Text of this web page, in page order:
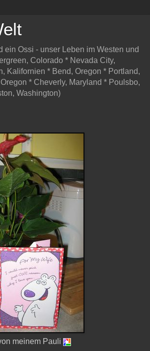
ein Ossi - unser Leben im Westen und
Colorado * Nevada City,
Kalifornien * Bend, Oregon * Portland,
* Cheverly, Maryland * Poulsbo,
Washington)
meinem Pauli